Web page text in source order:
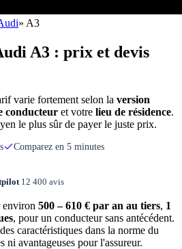
» A3
A3 : prix et devis
varie fortement selon la version
conducteur et votre lieu de résidence.
le plus sûr de payer le juste prix.
Comparez en 5 minutes
12 400 avis
environ 500 – 610 € par an au tiers, 1
, pour un conducteur sans antécédent.
caractéristiques dans la norme du
ni avantageuses pour l'assureur.